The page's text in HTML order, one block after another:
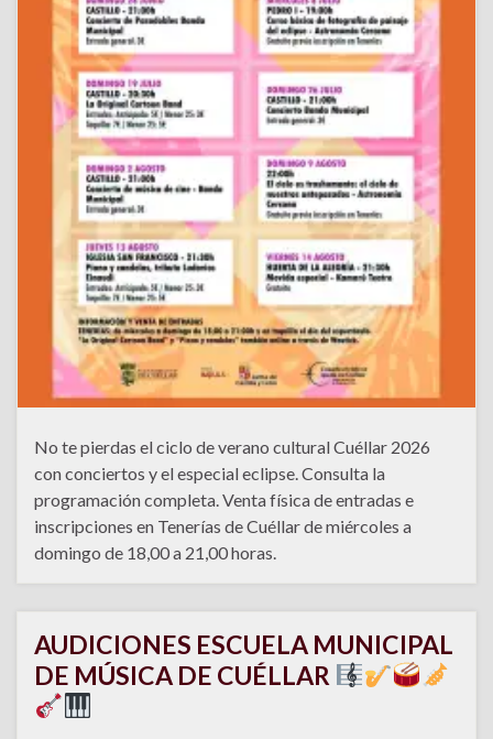
No te pierdas el ciclo de verano cultural Cuéllar 2026
con conciertos y el especial eclipse. Consulta la
programación completa. Venta física de entradas e
inscripciones en Tenerías de Cuéllar de miércoles a
domingo de 18,00 a 21,00 horas.
AUDICIONES ESCUELA MUNICIPAL
DE MÚSICA DE CUÉLLAR